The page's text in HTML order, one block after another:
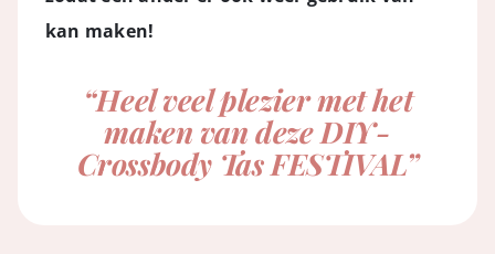
kan maken!
“Heel veel plezier met het
maken van deze DIY-
Crossbody Tas FESTIVAL”